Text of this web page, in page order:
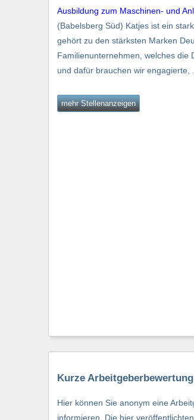
Ausbildung zum Maschinen- und
(Babelsberg Süd) Katjes ist ein
gehört zu den stärksten Marken
Familien­unter­nehmen, welches die
und dafür brauchen wir engagierte, ...
mehr Stellenanzeigen
Kurze Arbeitgeberbewertung
Hier können Sie anonym eine
informieren. Die hier